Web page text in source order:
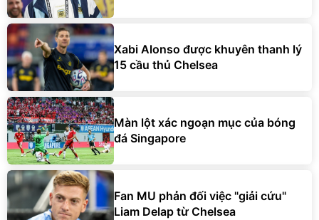
Xabi Alonso được khuyên thanh lý
15 cầu thủ Chelsea
Màn lột xác ngoạn mục của bóng
đá Singapore
Fan MU phản đối việc "giải cứu"
Liam Delap từ Chelsea